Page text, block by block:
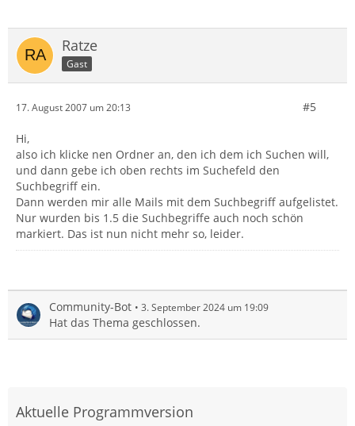
Ratze
Gast
17. August 2007 um 20:13 #5
Hi,
also ich klicke nen Ordner an, den ich dem ich Suchen will,
und dann gebe ich oben rechts im Suchefeld den
Suchbegriff ein.
Dann werden mir alle Mails mit dem Suchbegriff aufgelistet.
Nur wurden bis 1.5 die Suchbegriffe auch noch schön
markiert. Das ist nun nicht mehr so, leider.
Community-Bot 3. September 2024 um 19:09
Hat das Thema geschlossen.
Aktuelle Programmversion